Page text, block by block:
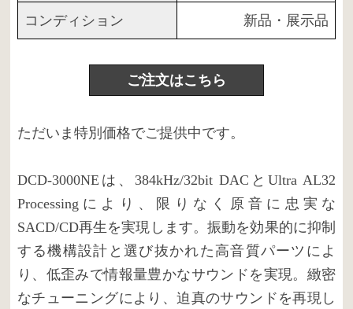
コンディション 新品・展示品
ご注文はこちら
ただいま特別価格でご提供中です。
DCD-3000NEは、384kHz/32bit DACとUltra AL32
Processingにより、限りなく原音に忠実な
SACD/CD再生を実現します。振動を効果的に抑制
する機構設計と選び抜かれた高音質パーツによ
り、低歪みで情報量豊かなサウンドを実現。緻密
なチューニングにより、迫真のサウンドを再現し